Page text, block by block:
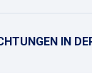
IN